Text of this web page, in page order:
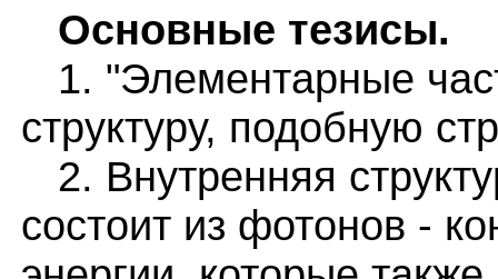
Основные тезисы.
1. "Элементарные
структуру, подобную
2. Внутренняя
состоит из фотонов -